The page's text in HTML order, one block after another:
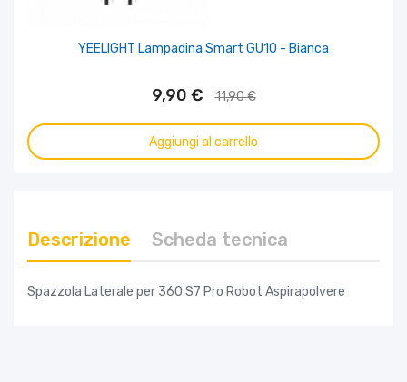
YEELIGHT Lampadina Smart GU10 - Bianca
9,90 € 11,90 €
Aggiungi al carrello
Descrizione Scheda tecnica
Spazzola Laterale per 360 S7 Pro Robot Aspirapolvere